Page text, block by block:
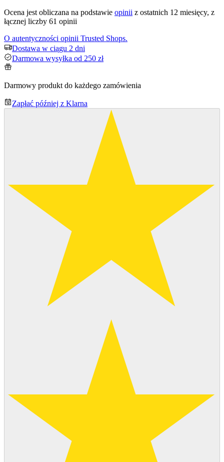
Ocena jest obliczana na podstawie opinii z ostatnich 12 miesięcy, z
łącznej liczby 61 opinii
O autentyczności opinii Trusted Shops.
Dostawa w ciągu 2 dni
Darmowa wysyłka od 250 zł
Darmowy produkt do każdego zamówienia
Zapłać później z Klarna